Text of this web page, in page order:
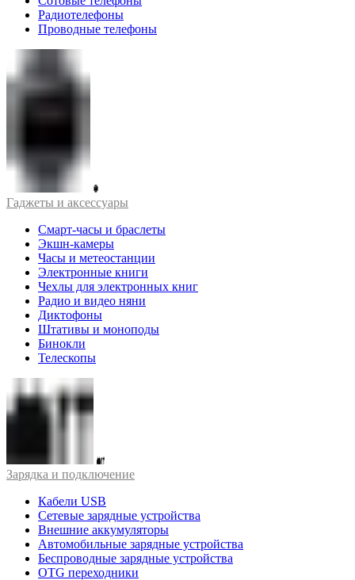
Радиотелефоны
Проводные телефоны
Гаджеты и аксессуары
Смарт-часы и браслеты
Экшн-камеры
Часы и метеостанции
Электронные книги
Чехлы для электронных книг
Радио и видео няни
Диктофоны
Штативы и моноподы
Бинокли
Телескопы
Зарядка и подключение
Кабели USB
Сетевые зарядные устройства
Внешние аккумуляторы
Автомобильные зарядные устройства
Беспроводные зарядные устройства
OTG переходники